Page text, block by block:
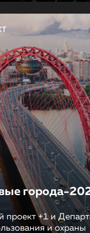
города-
проект +1 и
и охраны